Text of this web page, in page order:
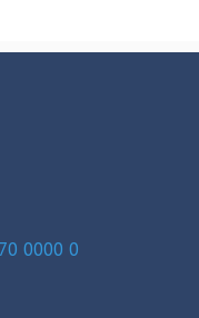
0000 0